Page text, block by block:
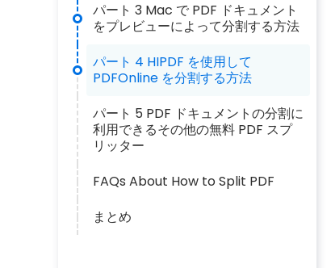
パート 3 Mac で PDF ドキュメント
をプレビューによって分割する方法
パート 4 HIPDF を使用して
PDFOnline を分割する方法
パート 5 PDF ドキュメントの分割に
利用できるその他の無料 PDF スプ
リッター
FAQs About How to Split PDF
まとめ